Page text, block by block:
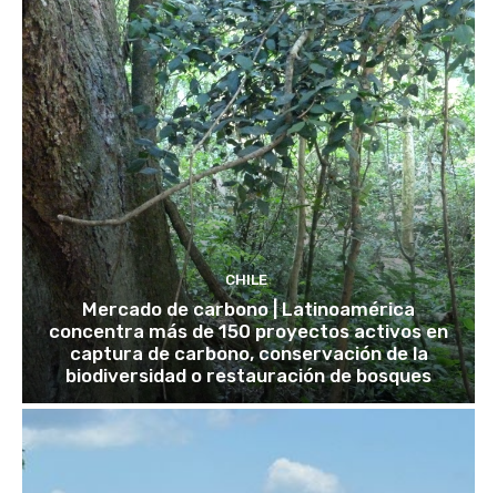
CHILE
Mercado de carbono | Latinoamérica
concentra más de 150 proyectos activos en
captura de carbono, conservación de la
biodiversidad o restauración de bosques